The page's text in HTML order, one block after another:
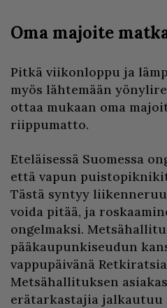
Oma majoite
Pitkä viikonloppu ja
myös lähtemään
ottaa mukaan oma
riippumatto.
Eteläisessä Suomessa
että vapun
Tästä syntyy
voida pitää, ja
ongelmaksi.
pääkaupunkiseudun
vappupäivänä
Metsähallituksen
erätarkastajia jalkautuu